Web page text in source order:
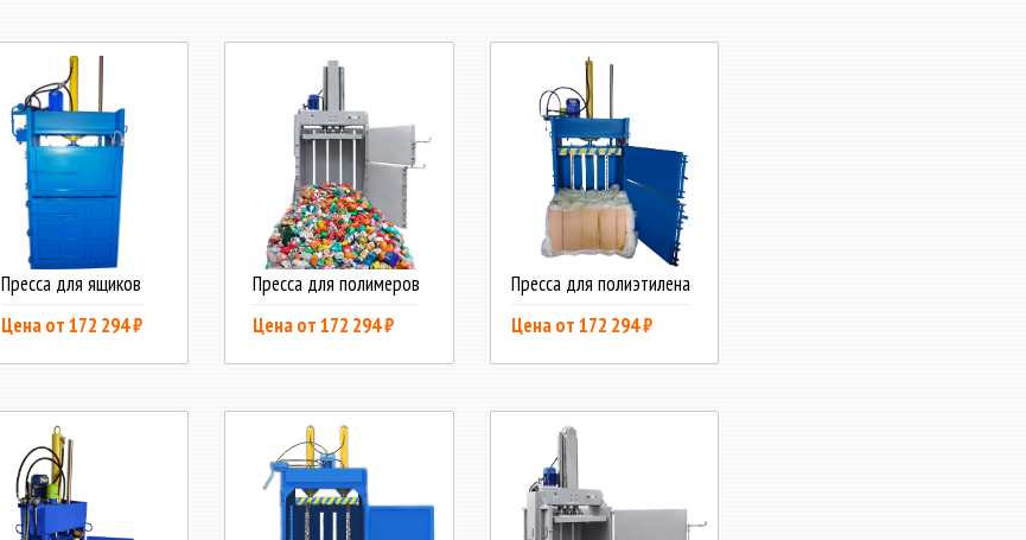
Пресса для ящиков
Цена от 172 294 ₽
Пресса для полимеров
Цена от 172 294 ₽
Пресса для полиэтилена
Цена от 172 294 ₽